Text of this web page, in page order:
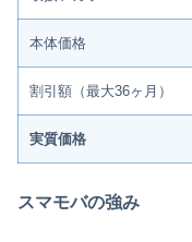
本体価格
割引額（最大36ヶ月）
実質価格
スマモバの強み